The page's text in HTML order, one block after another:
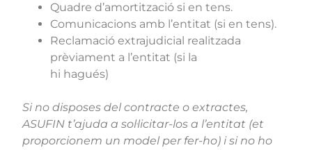
Quadre d’amortització si en tens.
Comunicacions amb l’entitat (si en tens).
Reclamació extrajudicial realitzada
prèviament a l’entitat (si la
hi hagués)
Si no disposes del contracte o extractes,
ASUFIN t’ajuda a sol·licitar-los a l’entitat (et
proporcionem un model per fer-ho) i si no ho